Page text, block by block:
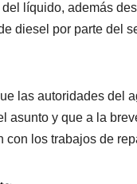
líquido, además
diesel por parte del
las autoridades del
asunto y que a la
con los trabajos de